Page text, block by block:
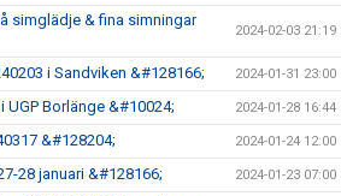
simglädje & fina simningar
2024-02-03 21:19
i Sandviken &#128166; 2024-01-31 23:00
Borlänge &#10024; 2024-01-28 16:44
&#128204; 2024-01-24 12:00
28 januari &#128166; 2024-01-23 07:00